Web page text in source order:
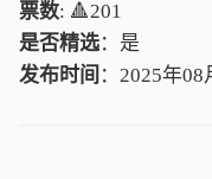
票数: 🔺201
是否精选：是
发布时间 ：2025年08